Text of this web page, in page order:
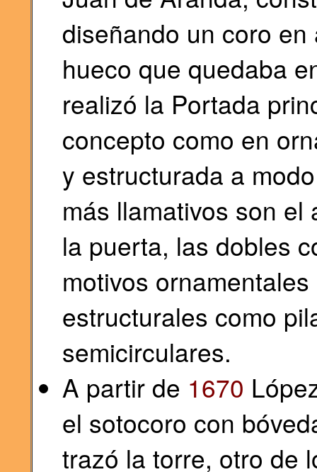
diseñando un coro
hueco que quedaba
realizó la Portada
concepto como en
y estructurada a
más llamativos son
la puerta, las dobles
motivos
estructurales como
semicirculares.
A partir de 1670
el sotocoro con
trazó la torre, otro de